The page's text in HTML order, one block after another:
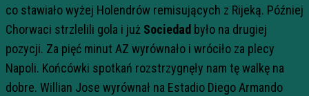
co stawiało wyżej Holendrów remisujących z Rijeką. Później
Chorwaci strzlelili gola i już Sociedad było na drugiej
pozycji. Za pięć minut AZ wyrównało i wróciło za plecy
Napoli. Końcówki spotkań rozstrzygnęły nam tę walkę na
dobre. Willian Jose wyrównał na Estadio Diego Armando